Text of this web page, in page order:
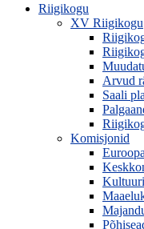
Riigikogu
XV Riigikogu
Arvud
Saali
Komisjonid